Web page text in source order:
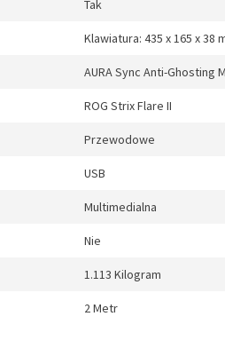
Tak
Klawiatura: 435 x 165 x 38
AURA Sync Anti-Ghosting
ROG Strix Flare II
Przewodowe
USB
Multimedialna
Nie
1.113 Kilogram
2 Metr